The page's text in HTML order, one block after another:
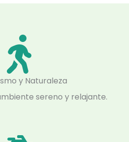
y Naturaleza
sereno y relajante.